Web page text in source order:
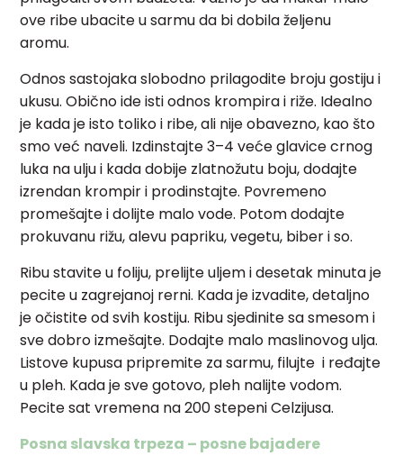
ove ribe ubacite u sarmu da bi dobila željenu
aromu.
Odnos sastojaka slobodno prilagodite broju gostiju i
ukusu. Obično ide isti odnos krompira i riže. Idealno
je kada je isto toliko i ribe, ali nije obavezno, kao što
smo već naveli. Izdinstajte 3–4 veće glavice crnog
luka na ulju i kada dobije zlatnožutu boju, dodajte
izrendan krompir i prodinstajte. Povremeno
promešajte i dolijte malo vode. Potom dodajte
prokuvanu rižu, alevu papriku, vegetu, biber i so.
Ribu stavite u foliju, prelijte uljem i desetak minuta je
pecite u zagrejanoj rerni. Kada je izvadite, detaljno
je očistite od svih kostiju. Ribu sjedinite sa smesom i
sve dobro izmešajte. Dodajte malo maslinovog ulja.
Listove kupusa pripremite za sarmu, filujte i ređajte
u pleh. Kada je sve gotovo, pleh nalijte vodom.
Pecite sat vremena na 200 stepeni Celzijusa.
Posna slavska trpeza – posne bajadere